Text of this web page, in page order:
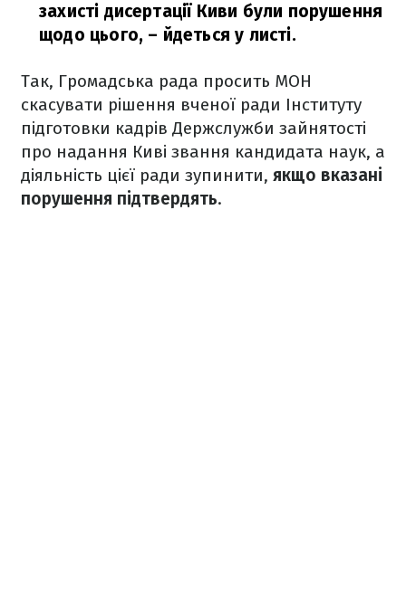
захисті дисертації Киви були порушення
щодо цього, – йдеться у листі.
Так, Громадська рада просить МОН
скасувати рішення вченої ради Інституту
підготовки кадрів Держслужби зайнятості
про надання Киві звання кандидата наук, а
діяльність цієї ради зупинити, якщо вказані
порушення підтвердять.